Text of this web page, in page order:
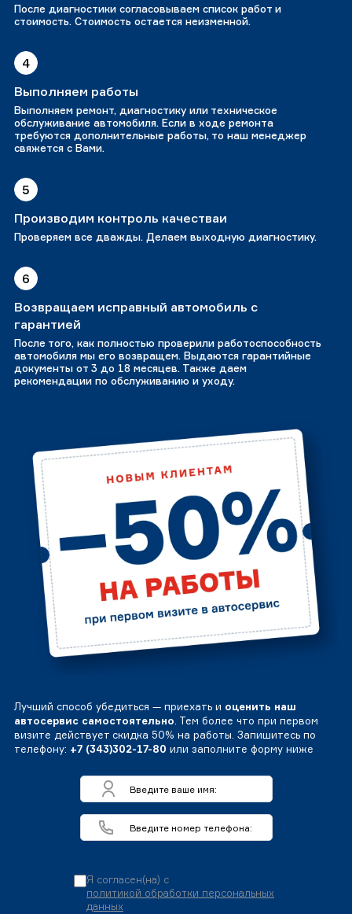
После диагностики согласовываем список работ и
стоимость. Стоимость остается неизменной.
4
Выполняем работы
Выполняем ремонт, диагностику или техническое
обслуживание автомобиля. Если в ходе ремонта
требуются дополнительные работы, то наш менеджер
свяжется с Вами.
5
Производим контроль качестваи
Проверяем все дважды. Делаем выходную диагностику.
6
Возвращаем исправный автомобиль с
гарантией
После того, как полностью проверили работоспособность
автомобиля мы его возвращем. Выдаются гарантийные
документы от 3 до 18 месяцев. Также даем
рекомендации по обслуживанию и уходу.
Лучший способ убедиться — приехать и оценить наш
автосервис самостоятельно. Тем более что при первом
визите действует скидка 50% на работы. Запишитесь по
телефону: +7 (343)302-17-80 или заполните форму ниже
Я согласен(на) с
политикой обработки персональных
данных